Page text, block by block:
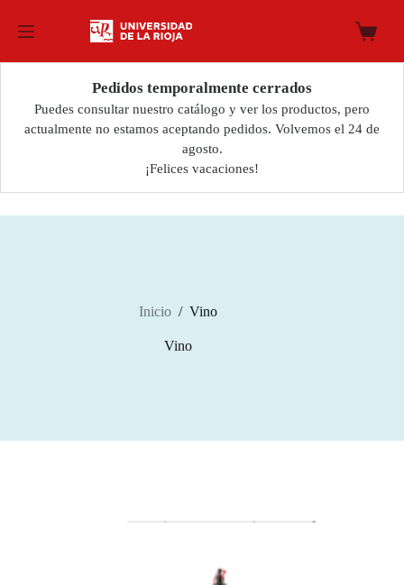
contenido
Carro
Pedidos temporalmente cerrados
Puedes consultar nuestro catálogo y ver los productos, pero
actualmente no estamos aceptando pedidos. Volvemos el 24 de
agosto.
¡Felices vacaciones!
Inicio / Vino
Vino